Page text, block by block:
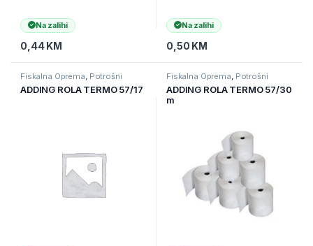
Na zalihi
0,44KM
Na zalihi
0,50 KM
Fiskalna Oprema, Potrošni
ADDING ROLA TERMO 57/17
Fiskalna Oprema, Potrošni
ADDING ROLA TERMO 57/30
m